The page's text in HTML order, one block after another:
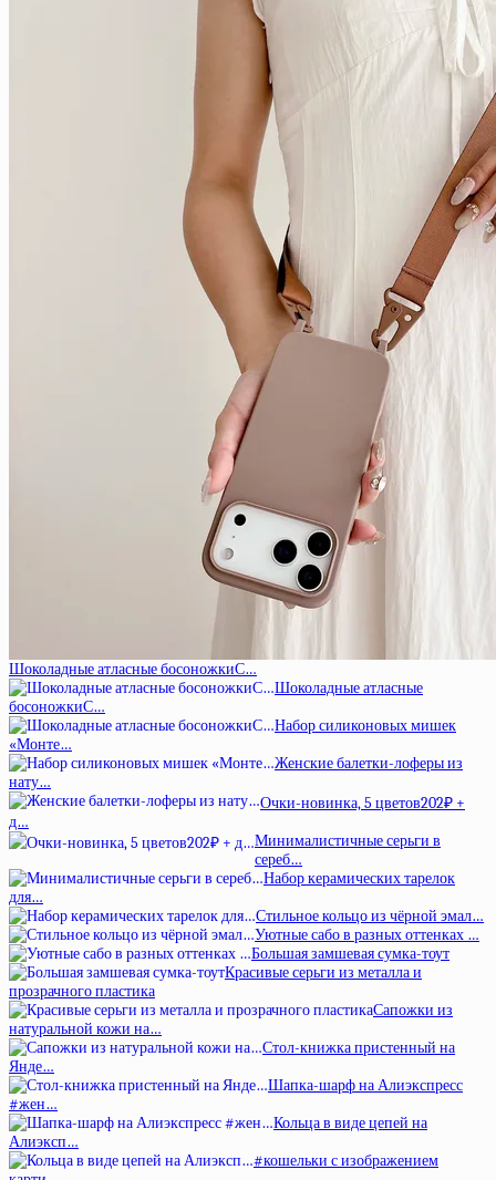
Шоколадные атласные босоножкиС…
Шоколадные атласные
босоножкиС…
Набор силиконовых мишек
«Монте…
Женские балетки-лоферы из
нату…
Очки-новинка, 5 цветов202₽ +
д…
Минималистичные серьги в
сереб…
Набор керамических тарелок
для…
Стильное кольцо из чёрной эмал…
Уютные сабо в разных оттенках …
Большая замшевая сумка-тоут
Красивые серьги из металла и
прозрачного пластика
Сапожки из
натуральной кожи на…
Стол-книжка пристенный на
Янде…
Шапка-шарф на Алиэкспресс
#жен…
Кольца в виде цепей на
Алиэксп…
#кошельки с изображением